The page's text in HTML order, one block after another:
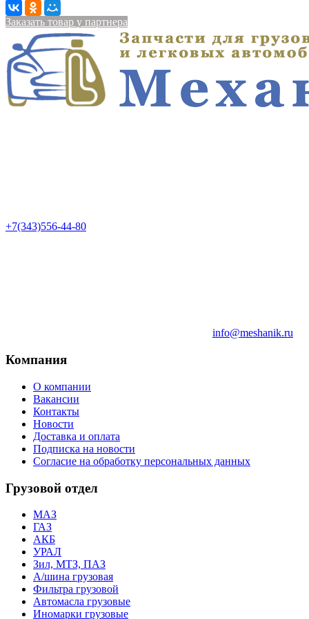
Заказать товар у партнера
+7(343)556-44-80
info@meshanik.ru
Компания
О компании
Вакансии
Контакты
Новости
Доставка и оплата
Подписка на новости
Согласие на обработку персональных данных
Грузовой отдел
МАЗ
ГАЗ
АКБ
УРАЛ
Зил, МТЗ, ПАЗ
А/шина грузовая
Фильтра грузовой
Автомасла грузовые
Иномарки грузовые